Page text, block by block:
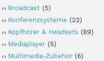
Broadcast (5)
Konferenzsysteme (22)
Kopfhörer & Headsets (89)
Mediaplayer (5)
Multimedia-Zubehör (6)